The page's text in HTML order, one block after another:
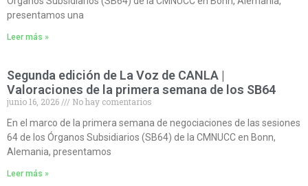
presentamos una
Leer más »
Segunda edición de La Voz de CANLA |
Valoraciones de la primera semana de los SB64
junio 16, 2026
No hay comentarios
En el marco de la primera semana de negociaciones de las sesiones
64 de los Órganos Subsidiarios (SB64) de la CMNUCC en Bonn,
Alemania, presentamos
Leer más »